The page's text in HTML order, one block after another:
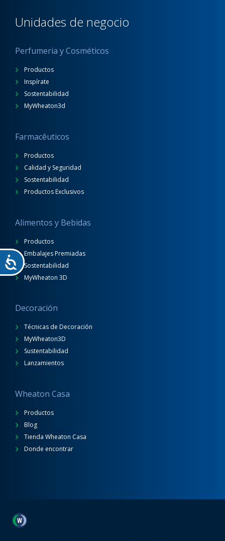
Unidades de negocio
Perfumeria y Cosméticos
Productos
Inspírate
Sostentabilidad
MyWheaton3d
Farmacêuticos
Productos
Calidad y Seguridad
Sostentabilidad
Productos Exclusivos
Alimentos y Bebidas
Productos
Embalajes Premiadas
Sostentabilidad
MyWheaton 3D
Decoración
Técnicas de Decoración
MyWheaton3D
Sustentabilidad
Lanzamientos
Wheaton Casa
Productos
Blog
Tienda Wheaton Casa
Donde encontrar
Wheaton